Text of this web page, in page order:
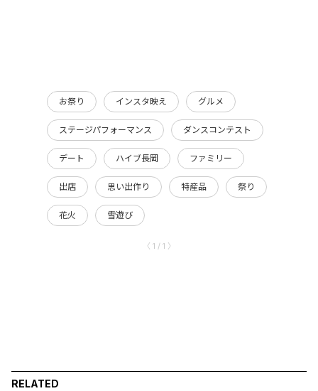
お祭り インスタ映え グルメ
ステージパフォーマンス ダンスコンテスト
デート ハイブ長岡 ファミリー
出店 思い出作り 特産品 祭り
花火 雪遊び
〈 1 / 1 〉
RELATED